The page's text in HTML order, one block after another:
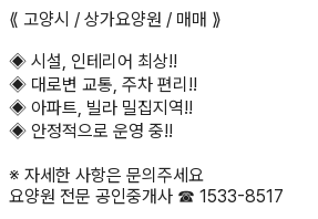
⟪ 고양시 / 상가요양원 / 매매 ⟫
◈ 시설, 인테리어 최상!!
◈ 대로변 교통, 주차 편리!!
◈ 아파트, 빌라 밀집지역!!
◈ 안정적으로 운영 중!!
※ 자세한 사항은 문의주세요
요양원 전문 공인중개사 ☎ 1533-8517